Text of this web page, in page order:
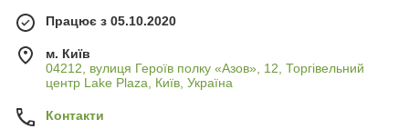
Працює з 05.10.2020
м. Київ
04212, вулиця Героїв полку «Азов», 12, Торгівельний
центр Lake Plaza, Київ, Україна
Контакти